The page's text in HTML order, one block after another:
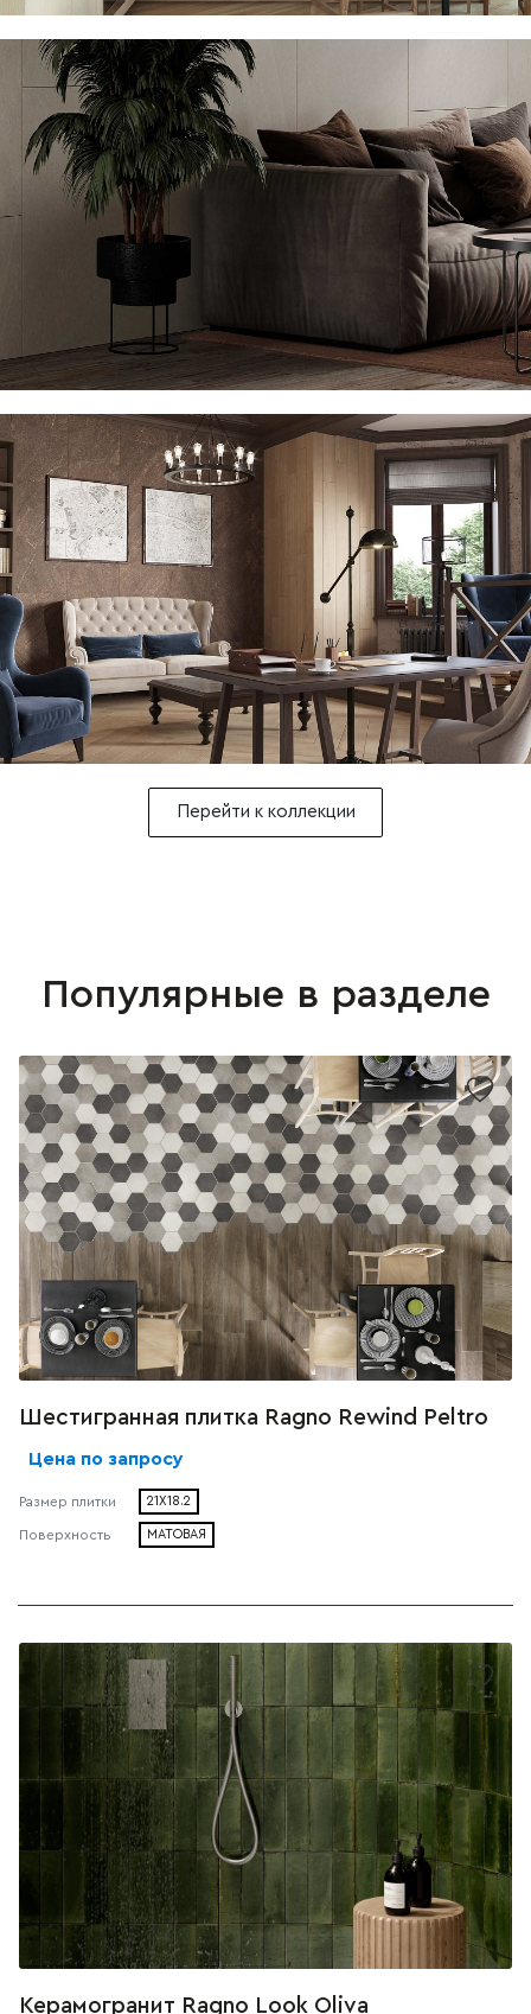
Перейти к коллекции
Популярные в разделе
Шестигранная плитка Ragno Rewind Peltro
Цена по запросу
Размер плитки 21X18.2
Поверхность МАТОВАЯ
Керамогранит Ragno Look Oliva